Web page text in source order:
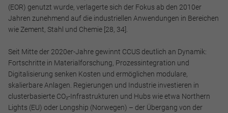
(EOR) genutzt wurde, verlagerte sich der Fokus ab den 2010er
Jahren zunehmend auf die industriellen Anwendungen in Bereichen
wie Zement, Stahl und Chemie [28, 34].
Seit Mitte der 2020er-Jahre gewinnt CCUS deutlich an Dynamik:
Fortschritte in Materialforschung, Prozessintegration und
Digitalisierung senken Kosten und ermöglichen modulare,
skalierbare Anlagen. Regierungen und Industrie investieren in
clusterbasierte CO₂-Infrastrukturen und Hubs wie etwa Northern
Lights (EU) oder Longship (Norwegen) – der Übergang von der